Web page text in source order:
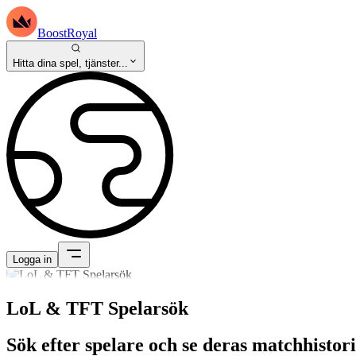
BoostRoyal
Hitta dina spel, tjänster...
Logga in
LoL & TFT Spelarsök
Sök efter spelare och se deras